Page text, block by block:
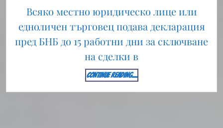
Всяко местно юридическо лице или
едноличен търговец подава декларация
пред БНБ до 15 работни дни за сключване
на сделки в
CONTINUE READING....CONTINUE